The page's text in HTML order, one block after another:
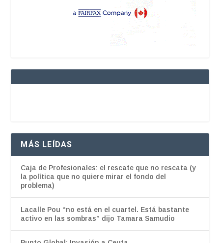
MÁS LEÍDAS
Caja de Profesionales: el rescate que no rescata (y
la política que no quiere mirar el fondo del
problema)
Lacalle Pou “no está en el cuartel. Está bastante
activo en las sombras” dijo Tamara Samudio